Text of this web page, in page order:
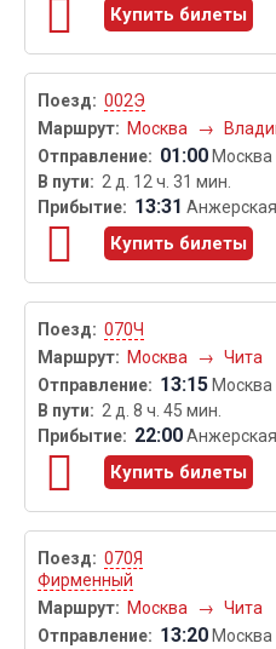
Купить билеты
002Э
Москва
→
01:00 Москва
2 д. 12 ч. 31 мин.
13:31 Анжерская
Купить билеты
070Ч
Москва
→ Чита
13:15 Москва
2 д. 8 ч. 45 мин.
22:00Анжерская
Купить билеты
070Я
Фирменный
Москва
→ Чита
13:20 Москва